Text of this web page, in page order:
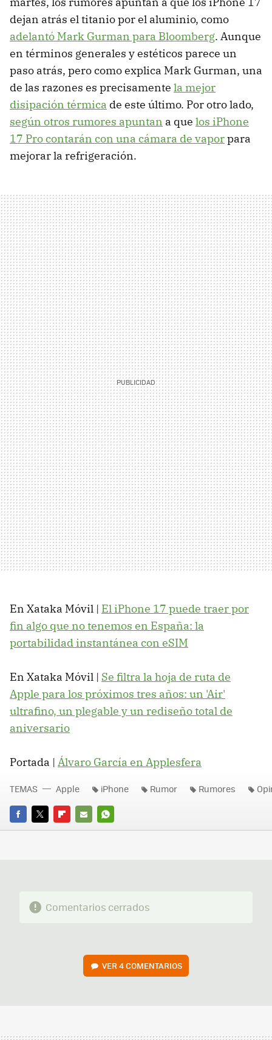
dejan atrás el titanio por el aluminio, como
adelantó Mark Gurman para Bloomberg. Aunque
en términos generales y estéticos parece un
paso atrás, pero como explica Mark Gurman, una
de las razones es precisamente la mejor
disipación térmica de este último. Por otro lado,
según otros rumores apuntan a que los iPhone
17 Pro contarán con una cámara de vaporpara
mejorar la refrigeración.
En Xataka Móvil | El iPhone 17 puede traer por
fin algo que no tenemos en España: la
portabilidad instantánea con eSIM
En Xataka Móvil | Se filtra la hoja de ruta de
Apple para los próximos tres años: un 'Air'
ultrafino, un plegable y un rediseño total de
aniversario
Portada | Álvaro García en Applesfera
FACEBOOK
TWITTERFLIPBOARD
E-
WHATSAPP
TEMAS Apple iPhone Rumor Rumores
Comentarios cerrados
VER4 COMENTARIOS